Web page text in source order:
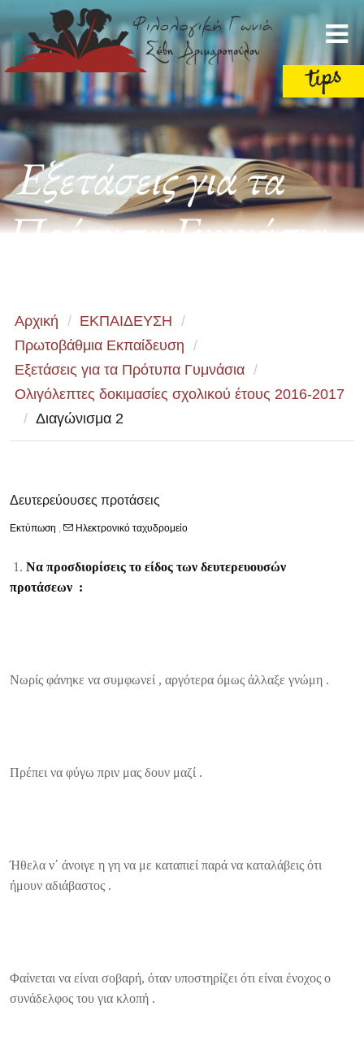
Εξετάσεις για τα
Πρότυπα Γυμνάσια
Αρχική / ΕΚΠΑΙΔΕΥΣΗ /
Πρωτοβάθμια Εκπαίδευση /
Εξετάσεις για τα Πρότυπα Γυμνάσια /
Ολιγόλεπτες δοκιμασίες σχολικού έτους 2016-2017
/ Διαγώνισμα 2
Δευτερεύουσες προτάσεις
Εκτύπωση , Ηλεκτρονικό ταχυδρομείο
1. Να προσδιορίσεις το είδος των δευτερευουσών
προτάσεων :
Νωρίς φάνηκε να συμφωνεί , αργότερα όμως άλλαξε γνώμη .
Πρέπει να φύγω πριν μας δουν μαζί .
Ήθελα ν΄ άνοιγε η γη να με καταπιεί παρά να καταλάβεις ότι
ήμουν αδιάβαστος .
Φαίνεται να είναι σοβαρή, όταν υποστηρίζει ότι είναι ένοχος ο
συνάδελφος του για κλοπή .